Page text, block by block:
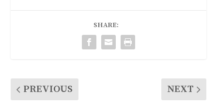
SHARE:
PREVIOUS
NEXT